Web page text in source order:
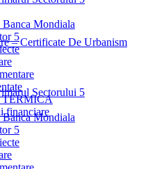
Banca Mondiala
5
financiare
– Certificate De Urbanism
Sectorului 5
Banca Mondiala
5